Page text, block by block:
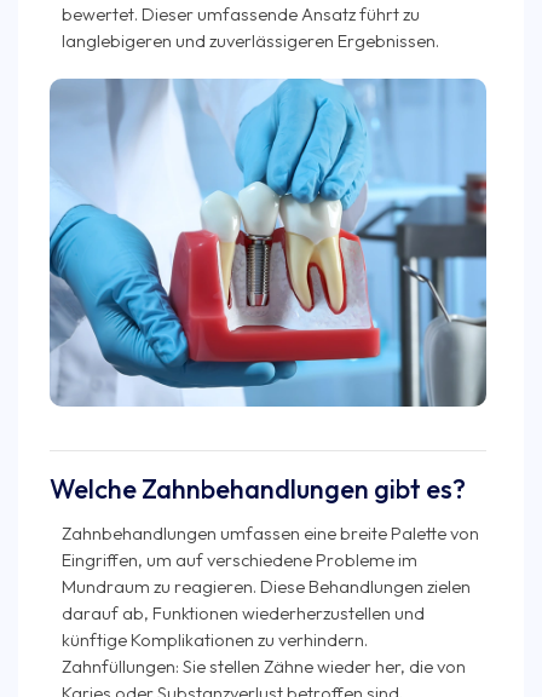
bewertet. Dieser umfassende Ansatz führt zu
langlebigeren und zuverlässigeren Ergebnissen.
Welche Zahnbehandlungen gibt es?
Zahnbehandlungen umfassen eine breite Palette von
Eingriffen, um auf verschiedene Probleme im
Mundraum zu reagieren. Diese Behandlungen zielen
darauf ab, Funktionen wiederherzustellen und
künftige Komplikationen zu verhindern.
Zahnfüllungen: Sie stellen Zähne wieder her, die von
Karies oder Substanzverlust betroffen sind.